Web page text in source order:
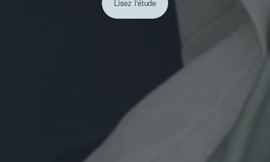
Lisez l'étude